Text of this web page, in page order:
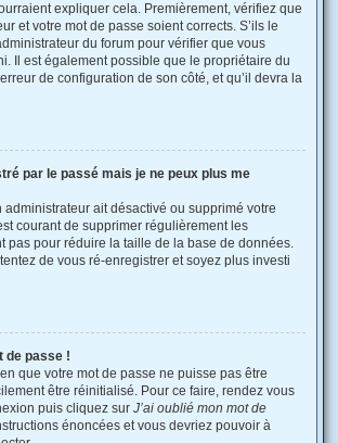
expliquer cela. Premièrement, vérifiez que
et votre mot de passe soient corrects. S’ils le
du forum pour vérifier que vous
Il est également possible que le propriétaire du
de configuration de son côté, et qu’il devra la
par le passé mais je ne peux plus me
administrateur ait désactivé ou supprimé votre
courant de supprimer régulièrement les
pas pour réduire la taille de la base de données.
de vous ré-enregistrer et soyez plus investi
de passe !
que votre mot de passe ne puisse pas être
être réinitialisé. Pour ce faire, rendez vous
puis cliquez sur J’ai oublié mon mot de
énoncées et vous devriez pouvoir à